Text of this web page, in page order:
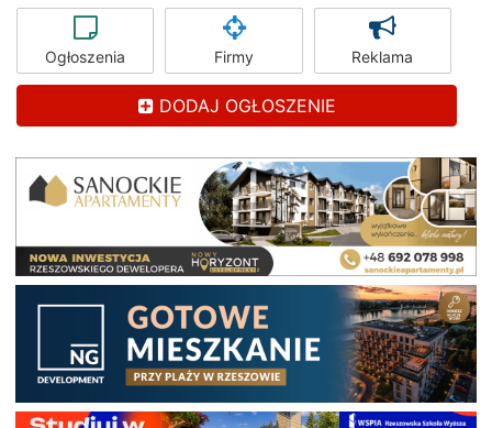
Ogłoszenia Firmy Reklama
DODAJ OGŁOSZENIE